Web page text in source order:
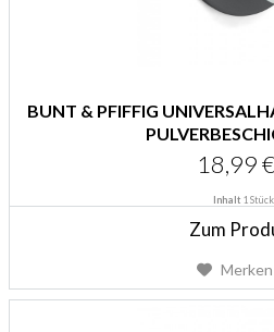
BUNT & PFIFFIG
18,99
Inhalt 1 Stück
Zum
Merken